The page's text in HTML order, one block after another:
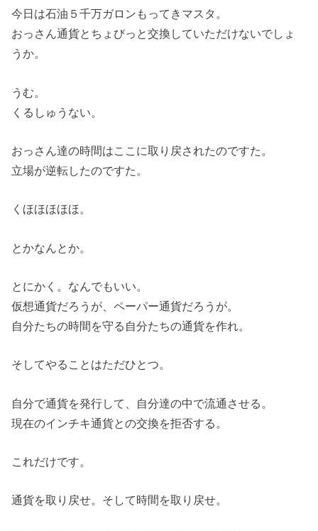
今日は石油５千万ガロンもってきマスタ。
おっさん通貨とちょびっと交換していただけないでしょ
うか。
うむ。
くるしゅうない。
おっさん達の時間はここに取り戻されたのですた。
立場が逆転したのですた。
くほほほほほ。
とかなんとか。
とにかく。なんでもいい。
仮想通貨だろうが、ペーパー通貨だろうが。
自分たちの時間を守る自分たちの通貨を作れ。
そしてやることはただひとつ。
自分で通貨を発行して、自分達の中で流通させる。
現在のインチキ通貨との交換を拒否する。
これだけです。
通貨を取り戻せ。そして時間を取り戻せ。